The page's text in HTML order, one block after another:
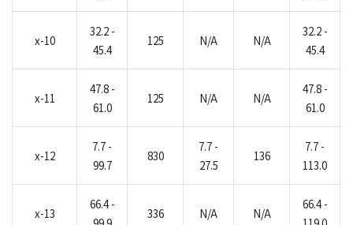
x-10
32.2 -
45.4
125 N/A N/A
32.2 -
45.4
x-11
47.8 -
61.0
125 N/A N/A
47.8 -
61.0
x-12
7.7 -
99.7
830
7.7 -
27.5
136
7.7 -
113.0
x-13
66.4 -
336 N/A N/A
66.4 -